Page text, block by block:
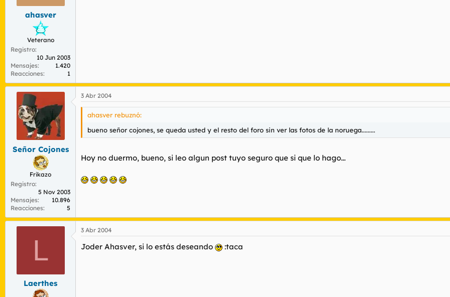
ahasver
Veterano
Registro
10 Jun 2003
Mensajes
1.420
Reacciones
1
Señor Cojones
Frikazo
Registro
5 Nov 2003
Mensajes
10.896
Reacciones
5
3 Abr 2004
ahasver rebuznó:
bueno señor cojones, se queda usted y el resto del foro sin ver las fotos de la noruega.........
Hoy no duermo, bueno, si leo algun post tuyo seguro que si que lo hago...
L
Laerthes
3 Abr 2004
Joder Ahasver, si lo estás deseando :taca